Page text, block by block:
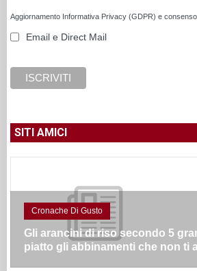
Aggiornamento Informativa Privacy (GDPR) e consenso
Email e Direct Mail
SITI AMICI
Cronache Di Gusto
Gli arancini di riso secondo 5
piatto gli abbinamenti che non ti